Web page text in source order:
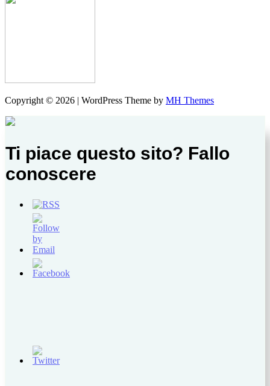
Copyright © 2026 | WordPress Theme by MH Themes
Ti piace questo sito? Fallo
conoscere